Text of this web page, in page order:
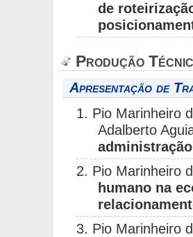
de
Produção
Apresentação de
1. Pio Marinheiro
Adalberto
2. Pio Marinheiro
humano na
3. Pio Marinheiro